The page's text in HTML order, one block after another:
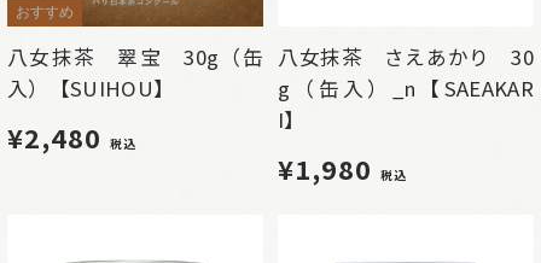
おすすめ
八女抹茶 翠宝 30g（缶
入）【SUIHOU】
¥2,480 税込
八女抹茶 さえあかり 30
g（缶入）_n【SAEAKAR
I】
¥1,980 税込